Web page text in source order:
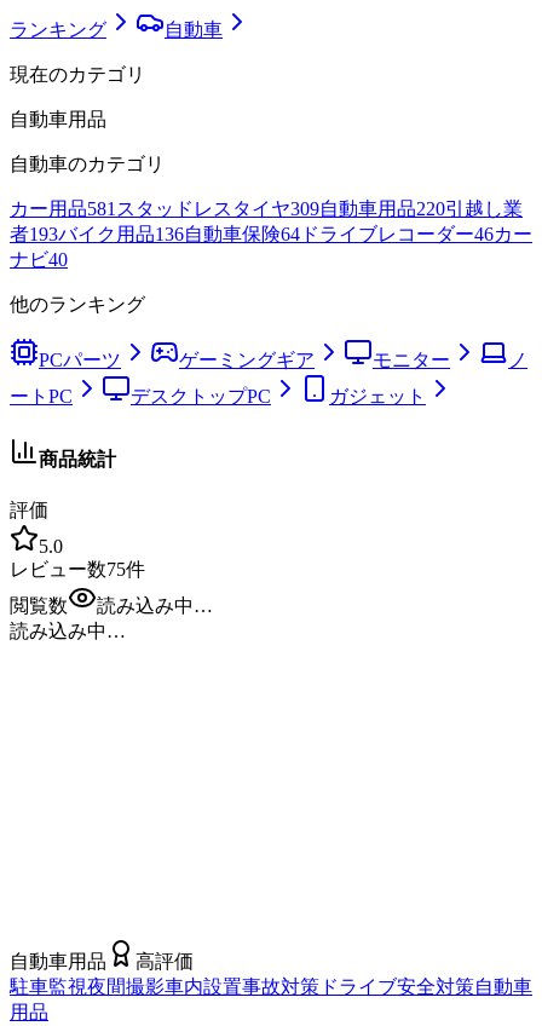
ランキング 自動車
現在のカテゴリ
自動車用品
自動車のカテゴリ
カー用品581スタッドレスタイヤ309自動車用品220引越し業
者193バイク用品136自動車保険64 ドライブレコーダー46カー
ナビ40
他のランキング
PCパーツ ゲーミングギア モニター
ノ
ートPC
デスクトップPC ガジェット
商品統計
評価
5.0
レビュー数75件
閲覧数
読み込み中…
読み込み中…
自動車用品
高評価
駐車監視夜間撮影車内設置事故対策 ドライブ安全対策自動車
用品